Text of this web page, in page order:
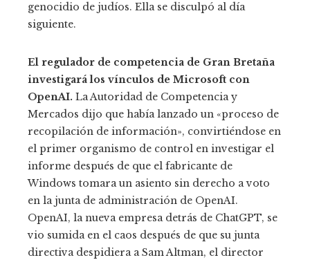
genocidio de judíos. Ella se disculpó al día
siguiente.
El regulador de competencia de Gran Bretaña
investigará los vínculos de Microsoft con
OpenAI. La Autoridad de Competencia y
Mercados dijo que había lanzado un «proceso de
recopilación de información», convirtiéndose en
el primer organismo de control en investigar el
informe después de que el fabricante de
Windows tomara un asiento sin derecho a voto
en la junta de administración de OpenAI.
OpenAI, la nueva empresa detrás de ChatGPT, se
vio sumida en el caos después de que su junta
directiva despidiera a Sam Altman, el director